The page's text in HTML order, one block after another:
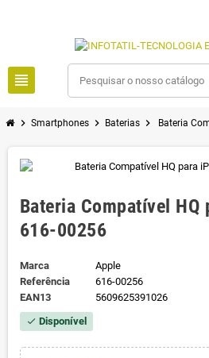
view_headline
chevron_right Smartphones chevron_right Baterias chevron_right Bateria
Bateria Compatível HQ
616-00256
Marca
Apple
Referência
616-00256
EAN13
5609625391026
check Disponível